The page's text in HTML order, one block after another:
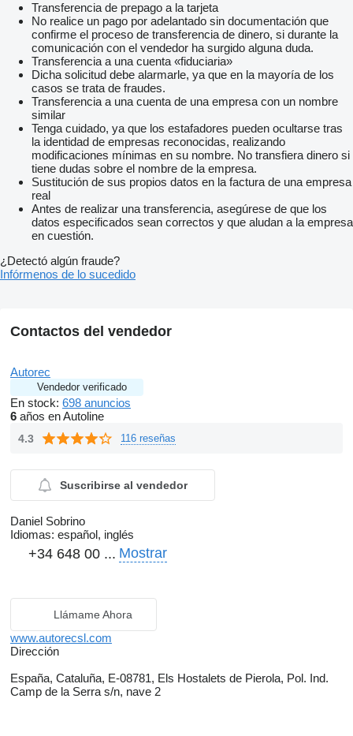
Transferencia de prepago a la tarjeta
No realice un pago por adelantado sin documentación que
confirme el proceso de transferencia de dinero, si durante la
comunicación con el vendedor ha surgido alguna duda.
Transferencia a una cuenta «fiduciaria»
Dicha solicitud debe alarmarle, ya que en la mayoría de los
casos se trata de fraudes.
Transferencia a una cuenta de una empresa con un nombre
similar
Tenga cuidado, ya que los estafadores pueden ocultarse tras
la identidad de empresas reconocidas, realizando
modificaciones mínimas en su nombre. No transfiera dinero si
tiene dudas sobre el nombre de la empresa.
Sustitución de sus propios datos en la factura de una empresa
real
Antes de realizar una transferencia, asegúrese de que los
datos especificados sean correctos y que aludan a la empresa
en cuestión.
¿Detectó algún fraude?
Infórmenos de lo sucedido
Contactos del vendedor
Autorec
Vendedor verificado
En stock: 698 anuncios
6 años en Autoline
4.3 116 reseñas
Suscribirse al vendedor
Daniel Sobrino
Idiomas: español, inglés
+34 648 00 ... Mostrar
Llámame Ahora
www.autorecsl.com
Dirección
España, Cataluña, E-08781, Els Hostalets de Pierola, Pol. Ind.
Camp de la Serra s/n, nave 2